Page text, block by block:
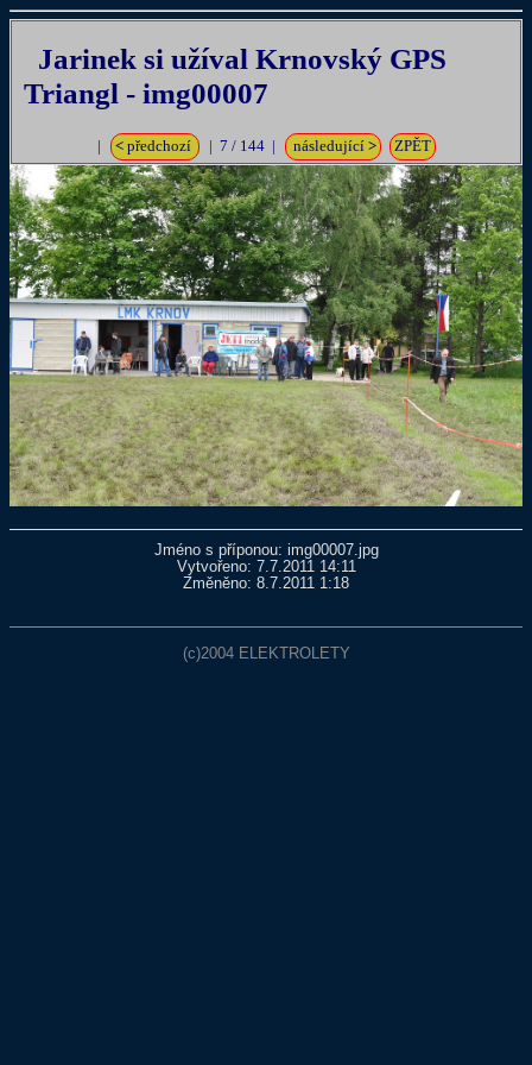
Jarinek si užíval Krnovský GPS
Triangl - img00007
< předchozí | 7 / 144 | následující > ZPĚT
Jméno s příponou: img00007.jpg
Vytvořeno: 7.7.2011 14:11
Změněno: 8.7.2011 1:18
(c)2004 ELEKTROLETY